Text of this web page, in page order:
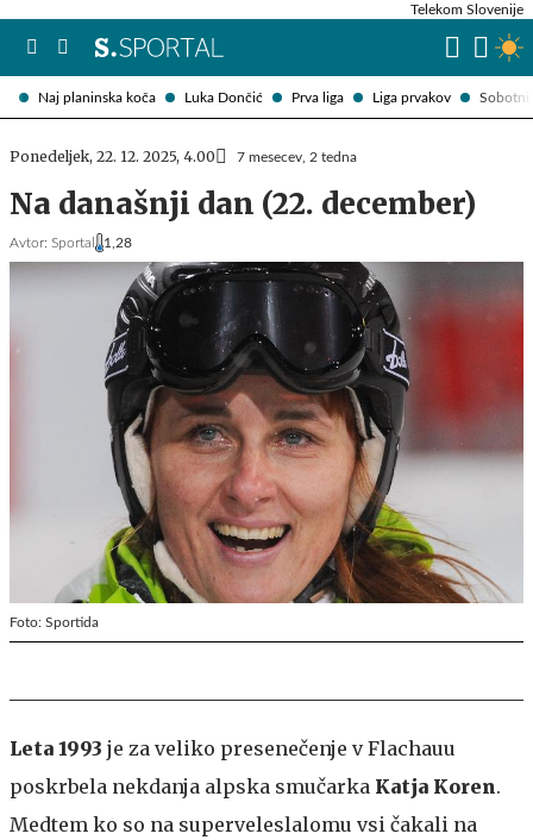
Naj planinska koča Luka Dončić Prva liga Liga prvakov Sobotni
Telekom Slovenije
Ponedeljek, 22. 12. 2025, 4.00 7 mesecev, 2 tedna
Na današnji dan (22. december)
Avtor: Sportal 1,28
Foto: Sportida
Leta 1993 je za veliko presenečenje v Flachauu
poskrbela nekdanja alpska smučarka Katja Koren.
Medtem ko so na superveleslalomu vsi čakali na